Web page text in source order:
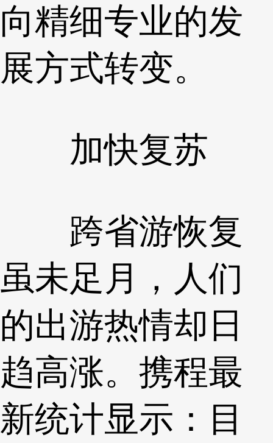
向精细专业的发
展方式转变。
加快复苏
跨省游恢复
虽未足月，人们
的出游热情却日
趋高涨。携程最
新统计显示：目